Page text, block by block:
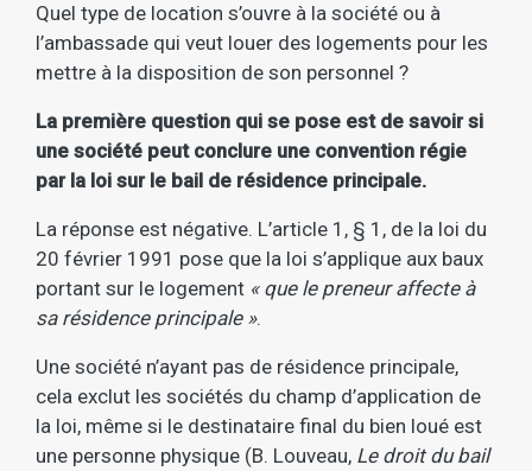
Quel type de location s’ouvre à la société ou à
l’ambassade qui veut louer des logements pour les
mettre à la disposition de son personnel ?
La première question qui se pose est de savoir si
une société peut conclure une convention régie
par la loi sur le bail de résidence principale.
La réponse est négative. L’article 1, § 1, de la loi du
20 février 1991 pose que la loi s’applique aux baux
portant sur le logement « que le preneur affecte à
sa résidence principale ».
Une société n’ayant pas de résidence principale,
cela exclut les sociétés du champ d’application de
la loi, même si le destinataire final du bien loué est
une personne physique (B. Louveau, Le droit du bail